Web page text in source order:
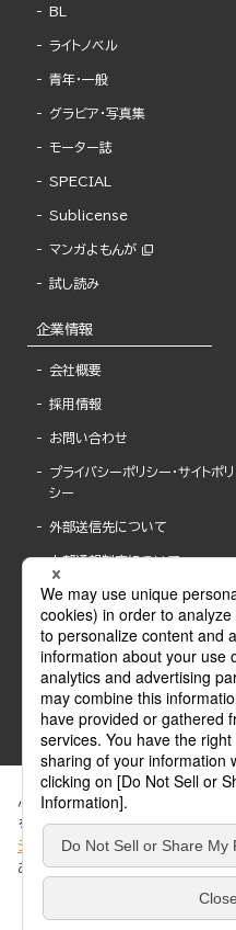
BL
ライトノベル
青年・一般
グラビア・写真集
モーター誌
SPECIAL
Sublicense
マンガよもんが
試し読み
企業情報
会社概要
採用情報
お問い合わせ
プライバシーポリシー・サイトポリ
シー
外部送信先について
内部通報制度について
ABJマークは、この電子書店・電子書籍配
得た正規版配信サービスであることを示
ABJマークの詳細、ABJマークを掲示して
ぶんか社が運営するサイトでは、
を使用しています。 当社のCookie
シー
」をご覧ください。当サイト
ありません。